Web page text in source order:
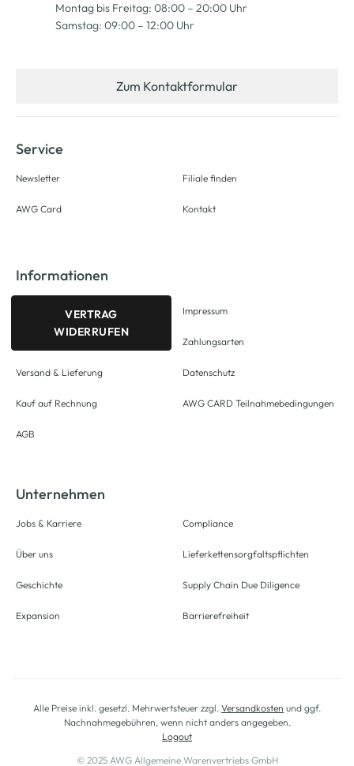
Montag bis Freitag: 08:00 – 20:00 Uhr
Samstag: 09:00 – 12:00 Uhr
Zum Kontaktformular
Service
Newsletter
AWG Card
Filiale finden
Kontakt
Informationen
VERTRAG
WIDERRUFEN
Versand & Lieferung
Kauf auf Rechnung
AGB
Impressum
Zahlungsarten
Datenschutz
AWG CARD Teilnahmebedingungen
Unternehmen
Jobs & Karriere
Über uns
Geschichte
Expansion
Compliance
Lieferkettensorgfaltspflichten
Supply Chain Due Diligence
Barrierefreiheit
Alle Preise inkl. gesetzl. Mehrwertsteuer zzgl. Versandkosten und ggf.
Nachnahmegebühren, wenn nicht anders angegeben.
Logout
© 2025 AWG Allgemeine Warenvertriebs GmbH